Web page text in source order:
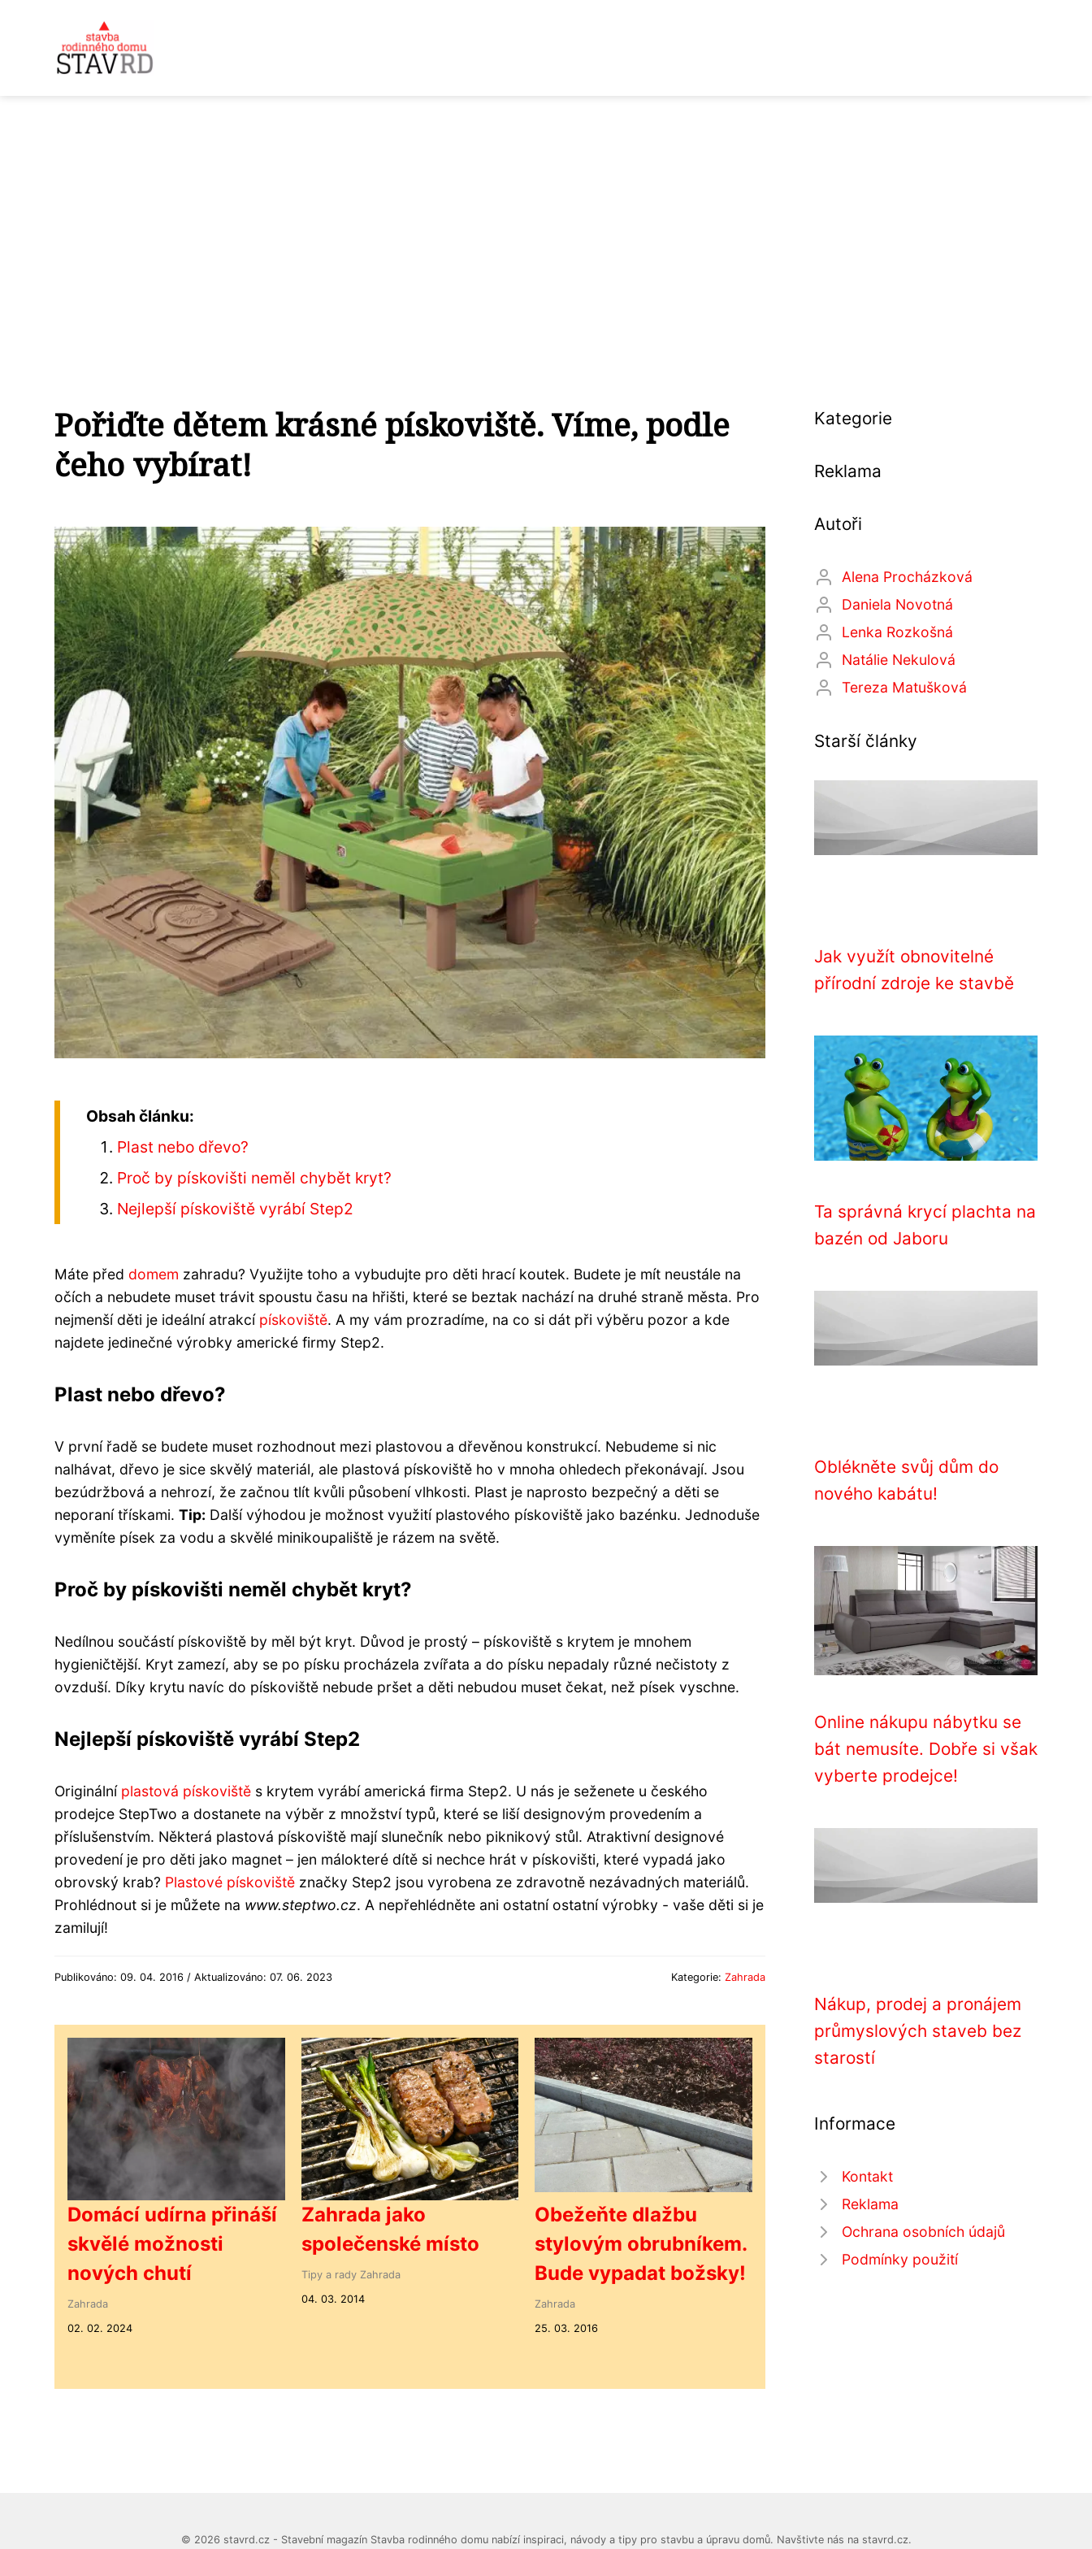
Pořiďte dětem krásné pískoviště. Víme, podle
čeho vybírat!
Obsah článku:
Plast nebo dřevo?
Proč by pískovišti neměl chybět kryt?
Nejlepší pískoviště vyrábí Step2
Máte před domem zahradu? Využijte toho a vybudujte pro děti hrací koutek. Budete je mít neustále na
očích a nebudete muset trávit spoustu času na hřišti, které se beztak nachází na druhé straně města. Pro
nejmenší děti je ideální atrakcí pískoviště. A my vám prozradíme, na co si dát při výběru pozor a kde
najdete jedinečné výrobky americké firmy Step2.
Plast nebo dřevo?
V první řadě se budete muset rozhodnout mezi plastovou a dřevěnou konstrukcí. Nebudeme si nic
nalhávat, dřevo je sice skvělý materiál, ale plastová pískoviště ho v mnoha ohledech překonávají. Jsou
bezúdržbová a nehrozí, že začnou tlít kvůli působení vlhkosti. Plast je naprosto bezpečný a děti se
neporaní třískami. Tip: Další výhodou je možnost využití plastového pískoviště jako bazénku. Jednoduše
vyměníte písek za vodu a skvělé minikoupaliště je rázem na světě.
Proč by pískovišti neměl chybět kryt?
Nedílnou součástí pískoviště by měl být kryt. Důvod je prostý – pískoviště s krytem je mnohem
hygieničtější. Kryt zamezí, aby se po písku procházela zvířata a do písku nepadaly různé nečistoty z
ovzduší. Díky krytu navíc do pískoviště nebude pršet a děti nebudou muset čekat, než písek vyschne.
Nejlepší pískoviště vyrábí Step2
Originální plastová pískoviště s krytem vyrábí americká firma Step2. U nás je seženete u českého
prodejce StepTwo a dostanete na výběr z množství typů, které se liší designovým provedením a
příslušenstvím. Některá plastová pískoviště mají slunečník nebo piknikový stůl. Atraktivní designové
provedení je pro děti jako magnet – jen málokteré dítě si nechce hrát v pískovišti, které vypadá jako
obrovský krab? Plastové pískoviště značky Step2 jsou vyrobena ze zdravotně nezávadných materiálů.
Prohlédnout si je můžete na www.steptwo.cz. A nepřehlédněte ani ostatní ostatní výrobky - vaše děti si je
zamilují!
Publikováno: 09. 04. 2016 / Aktualizováno: 07. 06. 2023 Kategorie: Zahrada
Domácí udírna přináší
skvělé možnosti
nových chutí
Zahrada
02. 02. 2024
Zahrada jako
společenské místo
Tipy a rady Zahrada
04. 03. 2014
Obežeňte dlažbu
stylovým obrubníkem.
Bude vypadat božsky!
Zahrada
25. 03. 2016
Kategorie
Reklama
Autoři
Alena Procházková
Daniela Novotná
Lenka Rozkošná
Natálie Nekulová
Tereza Matušková
Starší články
Jak využít obnovitelné
přírodní zdroje ke stavbě
Ta správná krycí plachta na
bazén od Jaboru
Oblékněte svůj dům do
nového kabátu!
Online nákupu nábytku se
bát nemusíte. Dobře si však
vyberte prodejce!
Nákup, prodej a pronájem
průmyslových staveb bez
starostí
Informace
Kontakt
Reklama
Ochrana osobních údajů
Podmínky použití
© 2026 stavrd.cz - Stavební magazín Stavba rodinného domu nabízí inspiraci, návody a tipy pro stavbu a úpravu domů. Navštivte nás na stavrd.cz.